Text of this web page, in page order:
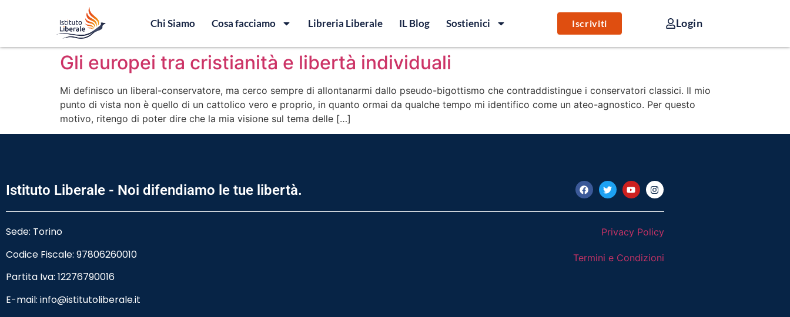
Chi Siamo Cosa facciamo Libreria Liberale IL Blog Sostienici Iscriviti Login
Gli europei tra cristianità e libertà individuali
Mi definisco un liberal-conservatore, ma cerco sempre di allontanarmi dallo pseudo-bigottismo che contraddistingue i conservatori classici. Il mio
punto di vista non è quello di un cattolico vero e proprio, in quanto ormai da qualche tempo mi identifico come un ateo-agnostico. Per questo
motivo, ritengo di poter dire che la mia visione sul tema delle […]
Istituto Liberale - Noi difendiamo le tue libertà.
Sede: Torino
Codice Fiscale: 97806260010
Partita Iva: 12276790016
E-mail: info@istitutoliberale.it
Privacy Policy
Termini e Condizioni